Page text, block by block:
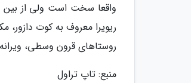
واقعا سخت است ولی از بین
ریویرا معروف به کوت
روستاهای قرون وسطی،
منبع: تاپ تراول